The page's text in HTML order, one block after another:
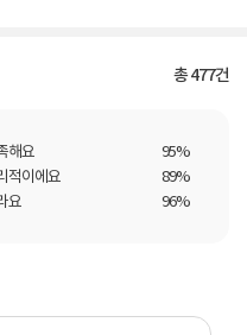
총477건
해요
95%
적이에요
89%
요 96%